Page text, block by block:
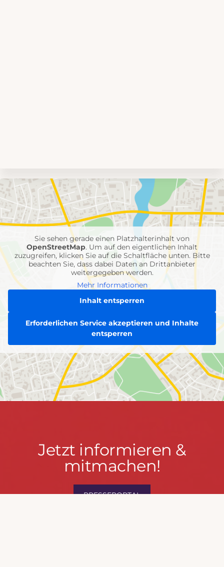
Umgebungskarte
mit
Feuerwehr-
Einheiten
Sie sehen gerade einen Platzhalterinhalt von
OpenStreetMap. Um auf den eigentlichen Inhalt
zuzugreifen, klicken Sie auf die Schaltfläche unten. Bitte
beachten Sie, dass dabei Daten an Drittanbieter
weitergegeben werden.
Mehr Informationen
Inhalt entsperren
Erforderlichen Service akzeptieren und Inhalte
entsperren
Jetzt
informieren
mitmachen!
Jetzt informieren &
mitmachen!
PRESSEPORTAL